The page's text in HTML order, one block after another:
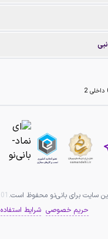
داخلی 2
سایت برای بانی‌نو محفوظ است.
حریم خصوصی شرایط استفاده